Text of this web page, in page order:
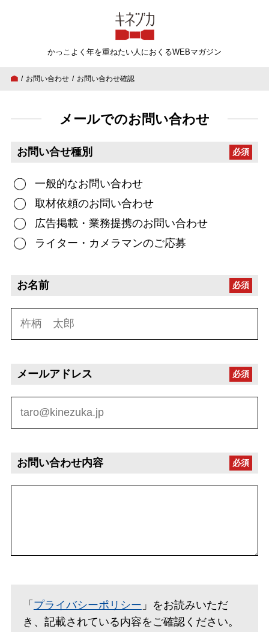
キネヅカ
かっこよく年を重ねたい人 におくるWEBマガジン
お問い合わせ お問い合わせ確認
メールでのお問い合わせ
お問い合せ種別 必須
一般的なお問い合わせ
取材依頼のお問い合わせ
広告掲載・業務提携のお問い合わせ
ライター・カメラマンのご応募
お名前 必須
メールアドレス 必須
お問い合わせ内容 必須
「 プライバシーポリシー 」をお読みいただ
き、記載されている内容をご確認ください。